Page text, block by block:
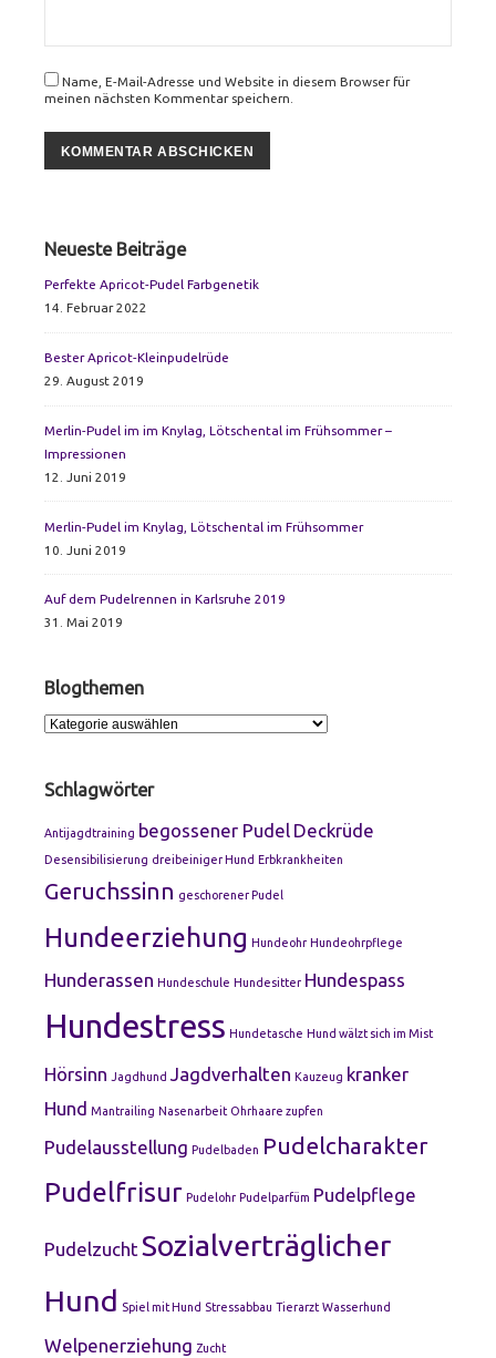
Name, E-Mail-Adresse und Website in diesem Browser für
meinen nächsten Kommentar speichern.
Primary
Sidebar
Neueste Beiträge
Perfekte Apricot-Pudel Farbgenetik
14. Februar 2022
Bester Apricot-Kleinpudelrüde
29. August 2019
Merlin-Pudel im im Knylag, Lötschental im Frühsommer –
Impressionen
12. Juni 2019
Merlin-Pudel im Knylag, Lötschental im Frühsommer
10. Juni 2019
Auf dem Pudelrennen in Karlsruhe 2019
31. Mai 2019
Blogthemen
Blogthemen
Schlagwörter
Antijagdtraining begossener Pudel Deckrüde
Desensibilisierung dreibeiniger Hund Erbkrankheiten
Geruchssinn geschorener Pudel
Hundeerziehung Hundeohr Hundeohrpflege
Hunderassen Hundeschule Hundesitter Hundespass
Hundestress Hundetasche Hund wälzt sich im Mist
Hörsinn Jagdhund Jagdverhalten Kauzeug kranker
Hund Mantrailing Nasenarbeit Ohrhaare zupfen
Pudelausstellung Pudelbaden Pudelcharakter
Pudelfrisur Pudelohr Pudelparfüm Pudelpflege
Pudelzucht Sozialverträglicher
Hund Spiel mit Hund Stressabbau Tierarzt Wasserhund
Welpenerziehung Zucht